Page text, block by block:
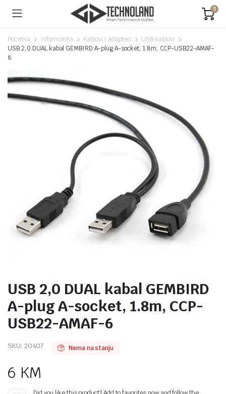
0
Početna Informatika Kablovi i adapteri
USB kablovi
USB 2,0 DUAL kabal GEMBIRD A-plug A-socket, 1.8m, CCP-USB22-AMAF-
6
USB 2,0 DUAL kabal GEMBIRD
A-plug A-socket, 1.8m, CCP-
USB22-AMAF-6
SKU: 20407 Nema na stanju
6 KM